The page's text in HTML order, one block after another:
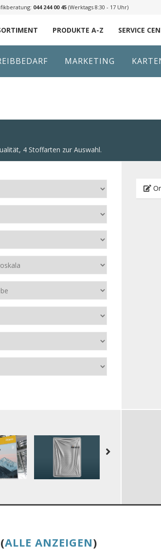
044 244 00 45 (Werktags 8:30 - 17 Uhr)
PRODUKTE A-Z SERVICE
MARKETING
4 Stoffarten zur Auswahl.
ALLE ANZEIGEN)